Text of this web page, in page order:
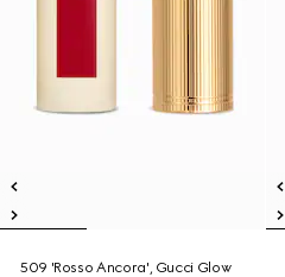
509 'Rosso Ancora', Gucci Glow